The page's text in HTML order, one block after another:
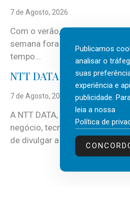
7 de Agosto, 2026
Com o verão, chegam
semana fora e os dias em que
tempo...
NTT DATA Insurtech
7 de Agosto, 2026
A NTT DATA, consultora global
negócio, tecnologia e
de divulgar a mais recente...
Publicamos
analisar o
suas
experiência e
publicidade.
leia a nossa
Política de